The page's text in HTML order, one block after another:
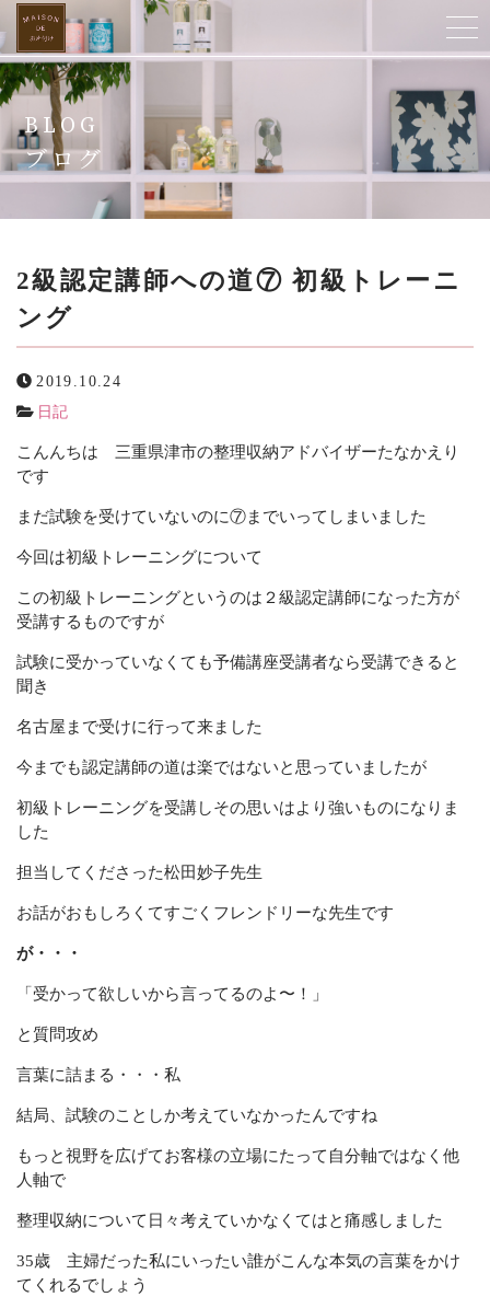
ホーム
当店について
ご提供サービス
スタッフ紹介
よくある質問
お客様の声
ビフォーアフター
お知らせ
ブログ
お問い合わせ(プライバシーポリシー)
リバウンドしないお片付け
メールでの受付
お問い合わせフォーム
BLOG
ブログ
2級認定講師への道⑦ 初級トレーニ
ング
2019.10.24
日記
こんんちは 三重県津市の整理収納アドバイザーたなかえり
です
まだ試験を受けていないのに⑦までいってしまいました
今回は初級トレーニングについて
この初級トレーニングというのは２級認定講師になった方が
受講するものですが
試験に受かっていなくても予備講座受講者なら受講できると
聞き
名古屋まで受けに行って来ました
今までも認定講師の道は楽ではないと思っていましたが
初級トレーニングを受講しその思いはより強いものになりま
した
担当してくださった松田妙子先生
お話がおもしろくてすごくフレンドリーな先生です
が・・・
「受かって欲しいから言ってるのよ〜！」
と質問攻め
言葉に詰まる・・・私
結局、試験のことしか考えていなかったんですね
もっと視野を広げてお客様の立場にたって自分軸ではなく他
人軸で
整理収納について日々考えていかなくてはと痛感しました
35歳 主婦だった私にいったい誰がこんな本気の言葉をかけ
てくれるでしょう